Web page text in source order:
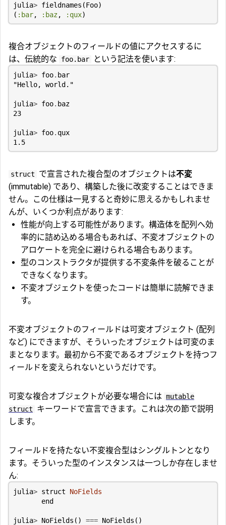
julia> fieldnames (Foo)
( :bar, :baz, :qux)
複合オブジェクトのフィールドの値にアクセスするに
は、伝統的な
foo.bar という記法を使います:
julia> foo. bar
"Hello, world."
julia> foo. baz
23
julia> foo. qux
1.5
struct で宣言された複合型のオブジェクトは不変
(immutable) であり、構築した後に改変することはできま
せん。この仕様は一見すると奇妙に思えるかもしれませ
んが、いくつか利点があります:
性能が向上する可能性があります。構造体を配列へ効
率的に詰め込める場合もあれば、不変オブジェクトの
アロケートを完全に避けられる場合もあります。
型のコンストラクタが提供する不変条件を破ることが
できなくなります。
不変オブジェクトを使ったコードは簡単に読解できま
す。
不変オブジェクトのフィールドは可変オブジェクト (配列
など) にできますが、そういったオブジェクトは可変のま
まとなります。最初から不変であるオブジェクトを持つフ
ィールドを変えられないというだけです。
可変な複合オブジェクトが必要な場合には mutable
struct
キーワードで宣言できます。これは次の節で説明
します。
フィールドを持たない不変複合型はシングルトンとなり
ます。そういった型のインスタンスは一つしか存在しませ
ん:
julia> struct
NoFields
end
julia> NoFields () === NoFields ()